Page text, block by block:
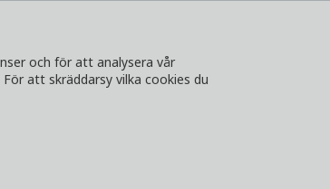
och för att analysera vår
att skräddarsy vilka cookies du